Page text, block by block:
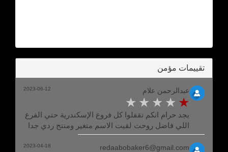
تقييمات مؤمن
عبدالرحمن علام
بجد حرام انكم تقفلوا كل فروع الإسكندرية حتي الفرع
اللي فاضل روحت لقيت الاسم متغير ومنتج ردي جدا
2023-06-12
redaabobaker6@gmail.com
2023-04-18